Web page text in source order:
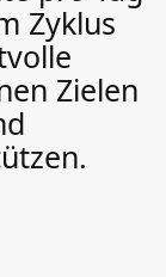
Zyklus
Zielen